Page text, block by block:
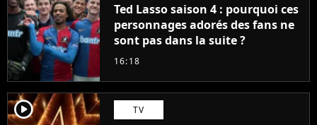
Ted Lasso saison 4 : pourquoi ces
personnages adorés des fans ne
sont pas dans la suite ?
16:18
player2 TV